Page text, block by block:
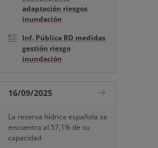
adaptación riesgos
inundación
Inf. Pública RD medidas
gestión riesgo
inundación
16/09/2025
La reserva hídrica española se
encuentra al 57,1% de su
capacidad